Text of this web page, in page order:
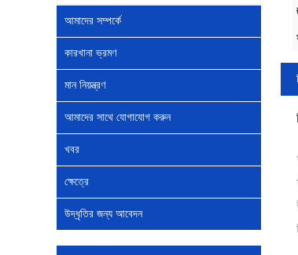
আমাদের সম্পর্কে
কারখানা ভ্রমণ
মান নিয়ন্ত্রণ
আমাদের সাথে যোগাযোগ করুন
খবর
ক্ষেত্রে
উদ্ধৃতির জন্য আবেদন